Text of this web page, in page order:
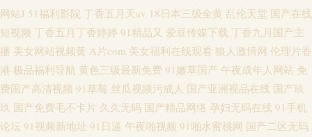
网站J 51福利影院 丁香五月天av 18日本三级全黄 乱伦天堂 国产在线
短视频 丁香五月丁香婷婷 91精品又 爱豆传媒下载 丁香九月国产主
播 美女网站视频黄 A片com 美女福利在线观看 狼人激情网 伦理片香
港 极品福利导航 黄色三级最新免费 91嫩草国产 午夜成年人网站 免
费国产高清视频 91草莓 丝瓜视频污成人 国产亚洲视品在线 国产玖
玖 国产免费毛不卡片 久久无码 国产精品网络 孕妇无码在线 91手机
论坛 91视频新地址 91日逼 午夜啪视频 91啪水蜜桃网 国产二区无码